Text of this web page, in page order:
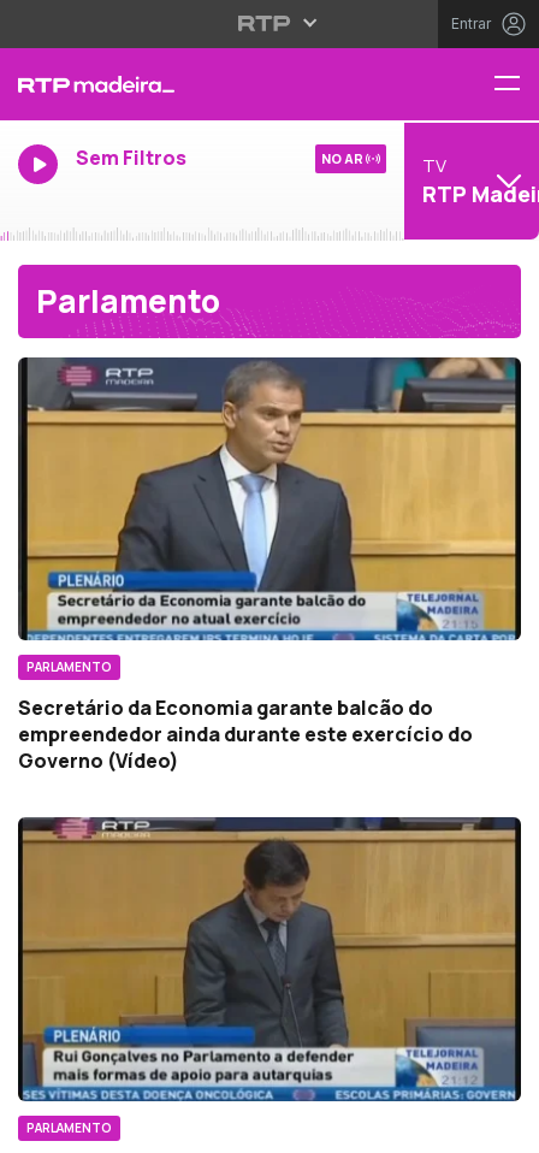
Entrar
Sem Filtros NO AR TV
RTP
Parlamento
PARLAMENTO
Secretário da Economia garante balcão do
empreendedor ainda durante este exercício do
Governo (Vídeo)
PARLAMENTO